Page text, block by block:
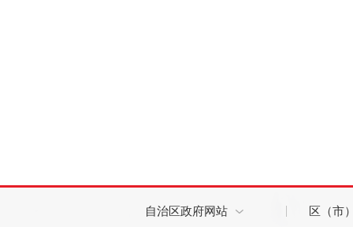
自治区政府网站 区（市